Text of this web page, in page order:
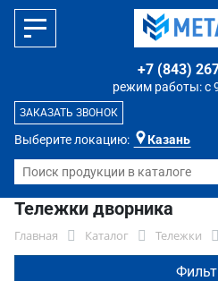
Выберите локацию: Казань
режим работы: с
+7 (843)
ЗАКАЗАТЬ ЗВОНОК
Тележки дворника
Главная Каталог Тележки